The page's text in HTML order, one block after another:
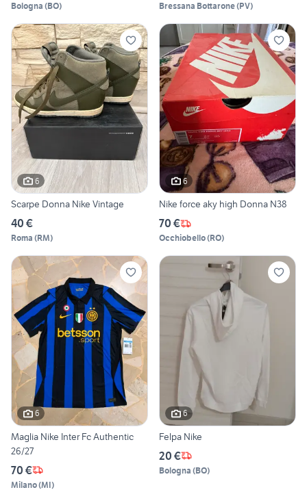
Bologna (BO) Bressana Bottarone(PV)
6
Scarpe Donna Nike Vintage
40 €
Roma (RM)
6
Nike force aky high Donna N38
70 €
Occhiobello(RO)
6
Maglia Nike Inter Fc Authentic
26/27
70 €
Milano(MI)
6
Felpa Nike
20 €
Bologna (BO)